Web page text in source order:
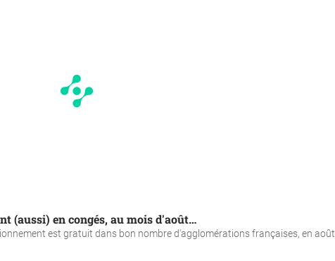
(aussi) en congés, au mois d'août…
est gratuit dans bon nombre d'agglomérations françaises, en août.